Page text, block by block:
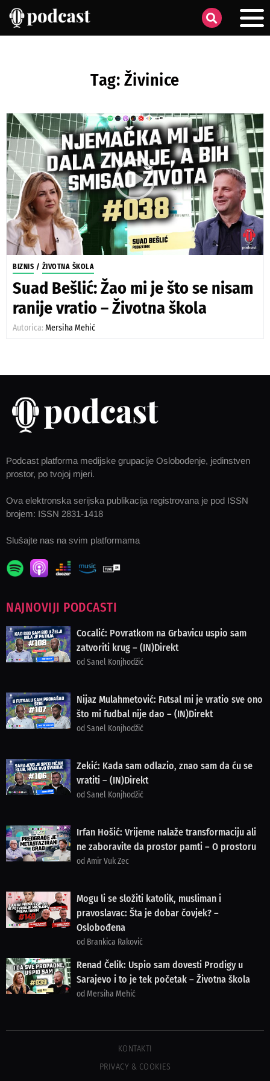
Tag: Živinice
BIZNIS / ŽIVOTNA ŠKOLA
Suad Bešlić: Žao mi je što se nisam
ranije vratio – Životna škola
Autorica: Mersiha Mehić
Podcast platforma medijske grupacije Oslobođenje, jedinstven
prostor, po tvojoj mjeri.
Ova elektronska serijska publikacija registrovana je pod ISSN
brojem: ISSN 2831-1418
Slušajte nas na svim platformama
NAJNOVIJI PODCASTI
Cocalić: Povratkom na Grbavicu uspio sam
zatvoriti krug – (IN)Direkt
od Sanel Konjhodžić
Nijaz Mulahmetović: Futsal mi je vratio sve ono
što mi fudbal nije dao – (IN)Direkt
od Sanel Konjhodžić
Zekić: Kada sam odlazio, znao sam da ću se
vratiti – (IN)Direkt
od Sanel Konjhodžić
Irfan Hošić: Vrijeme nalaže transformaciju ali
ne zaboravite da prostor pamti – O prostoru
od Amir Vuk Zec
Mogu li se složiti katolik, musliman i
pravoslavac: Šta je dobar čovjek? –
Oslobođena
od Brankica Raković
Renad Čelik: Uspio sam dovesti Prodigy u
Sarajevo i to je tek početak – Životna škola
od Mersiha Mehić
KONTAKTI
PRIVACY & COOKIES